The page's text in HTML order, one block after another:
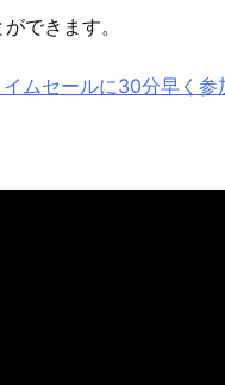
できます。
ムセールに30分早く参